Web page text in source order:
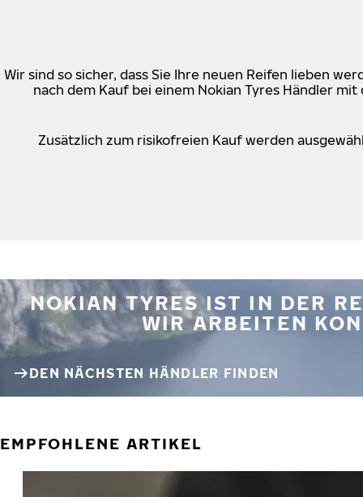
Wir sind so sicher, dass Sie Ihre neuen Reifen lieben
nach dem Kauf bei einem Nokian Tyres Händler
Zusätzlich zum risikofreien Kauf werden
NOKIAN TYRES IST IN DER
WIR ARBEITEN
DEN NÄCHSTEN HÄNDLER FINDEN
EMPFOHLENE ARTIKEL